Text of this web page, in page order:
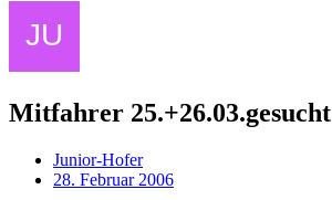
Mitfahrer 25.+26.03.gesucht
Junior-Hofer
28. Februar 2006